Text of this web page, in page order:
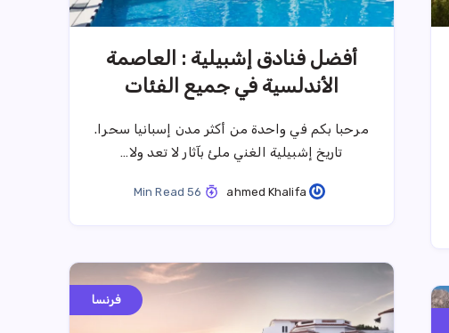
أفضل فنادق إشبيلية : العاصمة
الأندلسية في جميع الفئات
مرحبا بكم في واحدة من أكثر مدن إسبانيا سحرا.
تاريخ إشبيلية الغني ملئ بآثار لا تعد ولا…
ahmed Khalifa
فرنسا